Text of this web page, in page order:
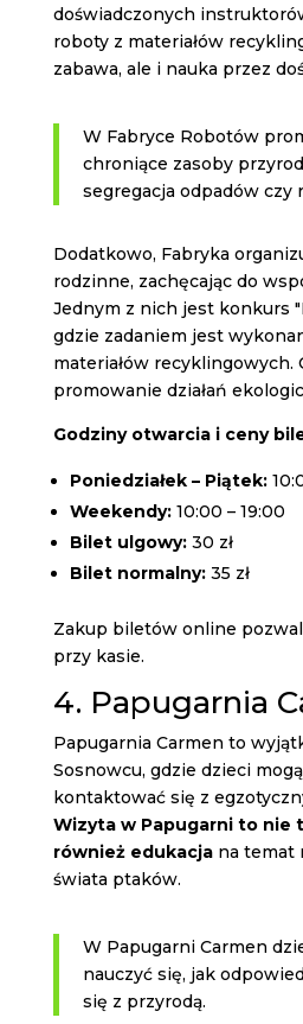
doświadczonych
roboty z materiałów
zabawa, ale i nauka przez
W Fabryce Robotów
chroniące zasoby
segregacja odpadów czy
Dodatkowo, Fabryka
rodzinne, zachęcając do
Jednym z nich jest konkurs
gdzie zadaniem jest
materiałów
promowanie działań
Godziny otwarcia i ceny
Poniedziałek – Piątek:
Weekendy:10:00 – 19:00
Bilet ulgowy:30 zł
Bilet normalny:35 zł
Zakup biletów online
przy kasie.
4. Papugarnia
Papugarnia Carmen to
Sosnowcu, gdzie dzieci
kontaktować się z
Wizyta w Papugarni to nie
również edukacjana temat
świata ptaków.
W Papugarni Carmen
nauczyć się, jak
się z przyrodą.